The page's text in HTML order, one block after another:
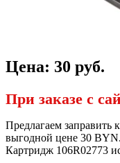
Цена: 30 руб.
При заказе с
Предлагаем
выгодной цене 30 BYN.
Картридж 106R02773